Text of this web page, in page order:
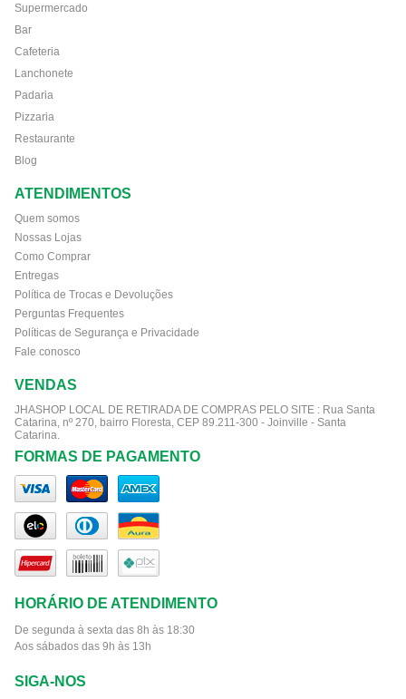
Supermercado
Bar
Cafeteria
Lanchonete
Padaria
Pizzaria
Restaurante
Blog
ATENDIMENTOS
Quem somos
Nossas Lojas
Como Comprar
Entregas
Política de Trocas e Devoluções
Perguntas Frequentes
Políticas de Segurança e Privacidade
Fale conosco
VENDAS
JHASHOP LOCAL DE RETIRADA DE COMPRAS PELO SITE : Rua Santa
Catarina, nº 270, bairro Floresta, CEP 89.211-300 - Joinville - Santa
Catarina.
FORMAS DE PAGAMENTO
HORÁRIO DE ATENDIMENTO
De segunda à sexta das 8h às 18:30
Aos sábados das 9h às 13h
SIGA-NOS